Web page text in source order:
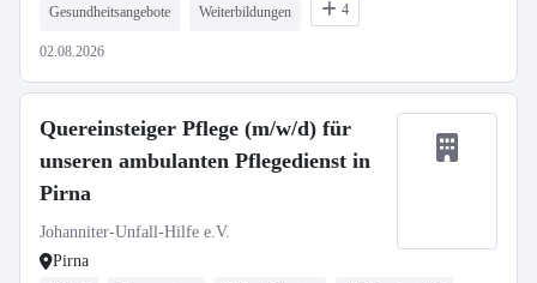
Gesundheitsangebote Weiterbildungen 4
02.08.2026
Quereinsteiger Pflege (m/w/d) für
unseren ambulanten Pflegedienst in
Pirna
Johanniter-Unfall-Hilfe e.V.
Pirna